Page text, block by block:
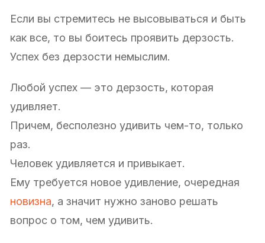
Если вы стремитесь не высовываться и быть
как все, то вы боитесь проявить дерзость.
Успех без дерзости немыслим.
Любой успех — это дерзость, которая
удивляет.
Причем, бесполезно удивить чем-то, только
раз.
Человек удивляется и привыкает.
Ему требуется новое удивление, очередная
новизна, а значит нужно заново решать
вопрос о том, чем удивить.